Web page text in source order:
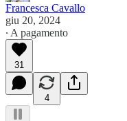
Francesca Cavallo
giu 20, 2024
∙ A pagamento
31
4